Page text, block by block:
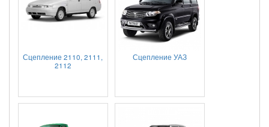
Сцепление 2110, 2111,
2112
Сцепление УАЗ